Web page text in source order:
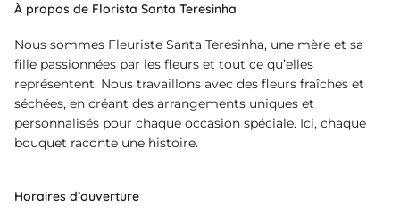
À propos de Florista Santa Teresinha
Nous sommes Fleuriste Santa Teresinha, une mère et sa
fille passionnées par les fleurs et tout ce qu’elles
représentent. Nous travaillons avec des fleurs fraîches et
séchées, en créant des arrangements uniques et
personnalisés pour chaque occasion spéciale. Ici, chaque
bouquet raconte une histoire.
Horaires d’ouverture